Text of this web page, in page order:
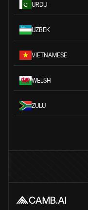
URDU
UZBEK
VIETNAMESE
WELSH
ZULU